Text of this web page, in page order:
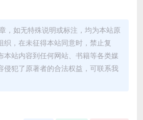
，如无特殊说明或标注，均为本站原
织，在未征得本站同意时，禁止复
本站内容到任何网站、书籍等各类媒
侵犯了原著者的合法权益，可联系我